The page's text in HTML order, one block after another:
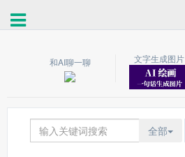
和AI聊一聊
文字生成图片
全部